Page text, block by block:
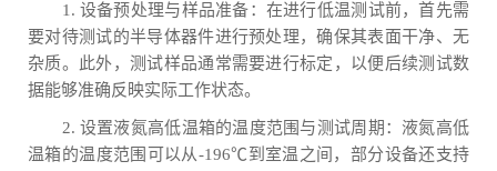
1. 设备预处理与样品准备：在进行低温测试前，首先需
要对待测试的半导体器件进行预处理，确保其表面干净、无
杂质。此外，测试样品通常需要进行标定，以便后续测试数
据能够准确反映实际工作状态。
2. 设置液氮高低温箱的温度范围与测试周期：液氮高低
温箱的温度范围可以从-196℃到室温之间，部分设备还支持